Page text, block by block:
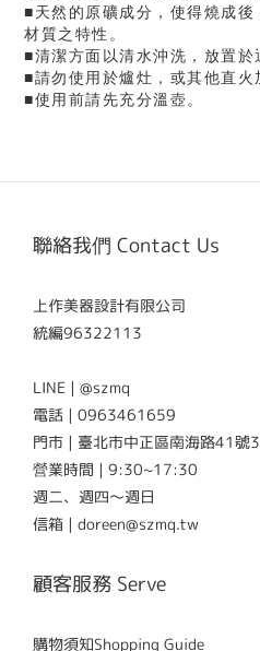
■天然的原礦成分，使得燒成
材質之特性。
■清潔方面以清水沖洗，放置於
■請勿使用於爐灶，或其他直火
■使用前請先充分溫壺。
聯絡我們 Contact Us
上作美器設計有限公司
統編96322113
LINE | @szmq
電話 | 0963461659
門市 | 臺北市中正區南海路41
營業時間 | 9:30~17:30
週二、週四～週日
信箱 | doreen@szmq.tw
顧客服務 Serve
購物須知Shopping Guide